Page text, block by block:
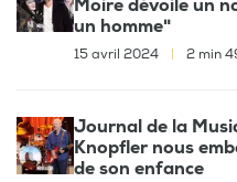
Moire dévoile un
un homme"
15 avril 2024 2 min
Journal de la
Knopfler nous
de son enfance